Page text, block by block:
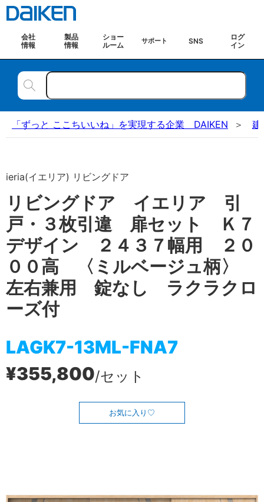
会社
情報
製品
情報
ショー
ルーム
サポート SNS
ログ
イン
「ずっと ここちいいね」を実現する企業 DAIKEN 建
ieria(イエリア) リビングドア
リビングドア イエリア 引
戸・３枚引違 扉セット Ｋ７
デザイン ２４３７幅用 ２０
００高 〈ミルベージュ柄〉
左右兼用 錠なし ラクラクロ
ーズ付
LAGK7-13ML-FNA7
¥355,800/セット
お気に入り